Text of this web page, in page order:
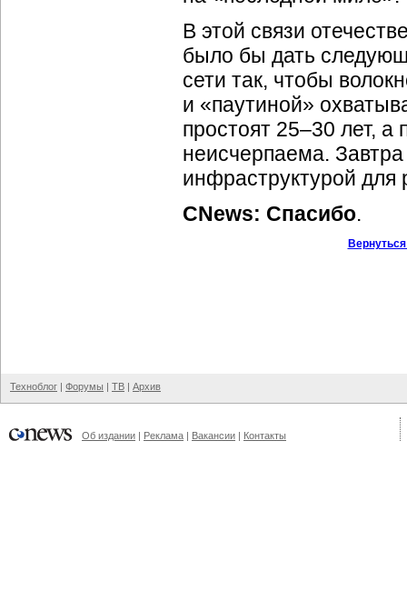
В этой связи
было бы дать
сети так, чтобы
и «паутиной»
простоят 25–30 лет, а
неисчерпаема.
инфраструктурой
CNews: Спасибо.
Техноблог | Форумы | ТВ | Архив
Об издании | Реклама | Вакансии | Контакты